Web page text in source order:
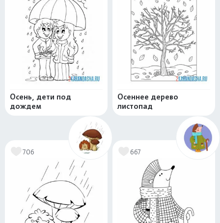
Осень, дети под
дождем
Осеннее дерево
листопад
706 667